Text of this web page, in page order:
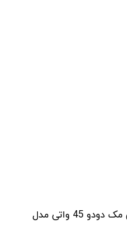
/ شارژر فندکی مک دودو 45 واتی مدل